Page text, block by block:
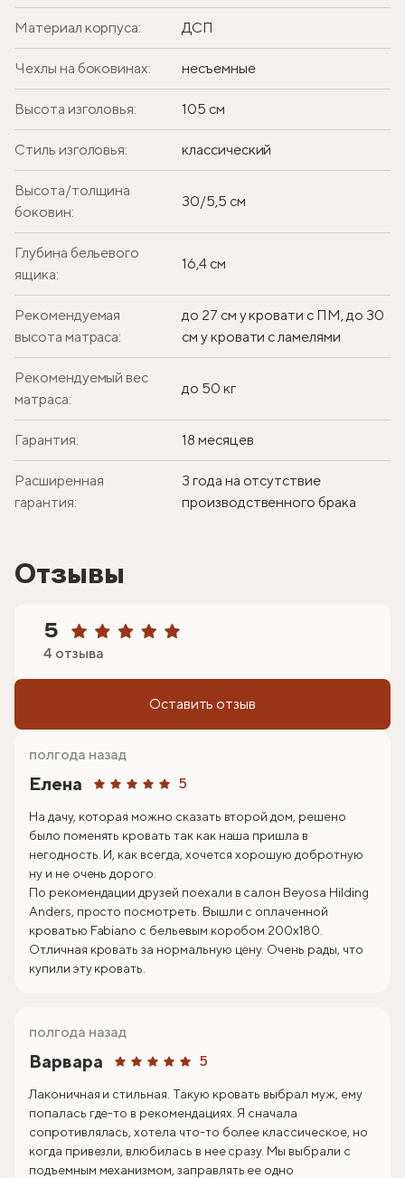
Материал корпуса: ДСП
Чехлы на боковинах: несъемные
Высота изголовья: 105 см
Стиль изголовья: классический
Высота/толщина
боковин:
30/5,5 см
Глубина бельевого
ящика:
16,4 см
Рекомендуемая
высота матраса:
до 27 см у кровати с ПМ, до 30
см у кровати с ламелями
Рекомендуемый вес
матраса:
до 50 кг
Гарантия: 18 месяцев
Расширенная
гарантия:
3 года на отсутствие
производственного брака
Отзывы
5
4 отзыва
Оставить отзыв
Елена 5
полгода назад
На дачу, которая можно сказать второй дом, решено
было поменять кровать так как наша пришла в
негодность. И, как всегда, хочется хорошую добротную
ну и не очень дорого.
По рекомендации друзей поехали в салон Beyosa Hilding
Anders, просто посмотреть. Вышли с оплаченной
кроватью Fabiano с бельевым коробом 200х180.
Отличная кровать за нормальную цену. Очень рады, что
купили эту кровать.
Варвара 5
полгода назад
Лаконичная и стильная. Такую кровать выбрал муж, ему
попалась где-то в рекомендациях. Я сначала
сопротивлялась, хотела что-то более классическое, но
когда привезли, влюбилась в нее сразу. Мы выбрали с
подъемным механизмом, заправлять ее одно